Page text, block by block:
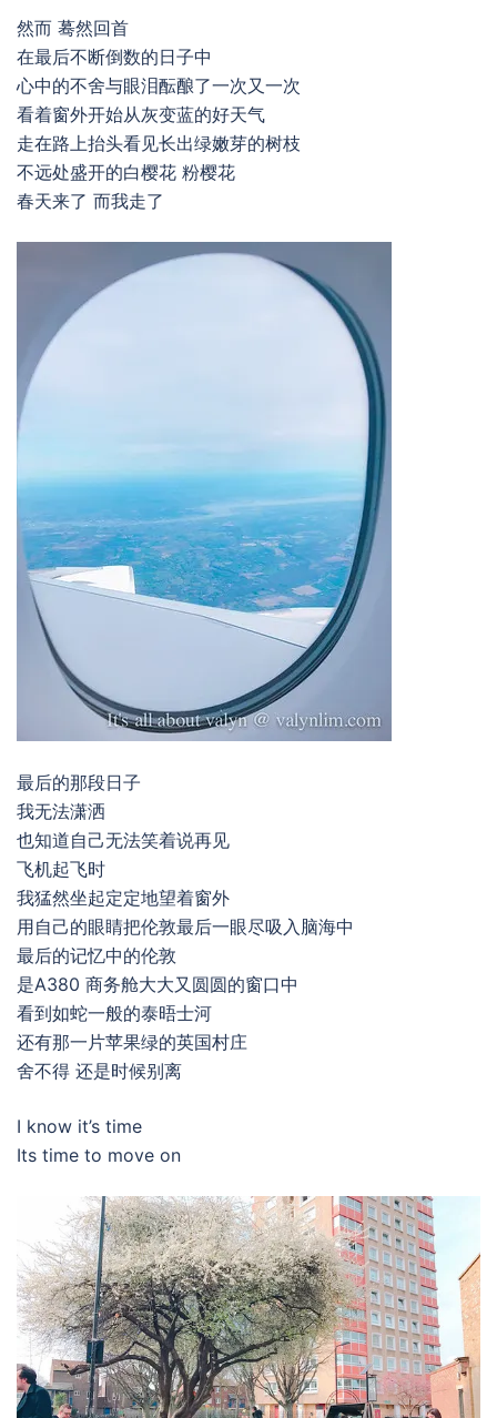
然而 蓦然回首
在最后不断倒数的日子中
心中的不舍与眼泪酝酿了一次又一次
看着窗外开始从灰变蓝的好天气
走在路上抬头看见长出绿嫩芽的树枝
不远处盛开的白樱花 粉樱花
春天来了 而我走了
最后的那段日子
我无法潇洒
也知道自己无法笑着说再见
飞机起飞时
我猛然坐起定定地望着窗外
用自己的眼睛把伦敦最后一眼尽吸入脑海中
最后的记忆中的伦敦
是A380 商务舱大大又圆圆的窗口中
看到如蛇一般的泰晤士河
还有那一片苹果绿的英国村庄
舍不得 还是时候别离
I know it’s time
Its time to move on